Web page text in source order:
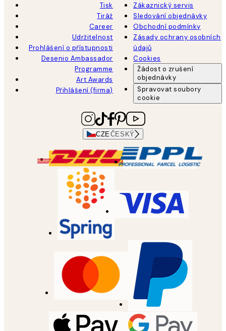
Tisk
Tiráž
Career
Udržitelnost
Prohlášení o přístupnosti
Desenio Ambassador
Programme
Art Awards
Přihlášení (firma)
Zákaznický servis
Sledování objednávky
Obchodní podmínky
Zásady ochrany osobních
údajů
Cookies
Žádost o zrušení
objednávky
Spravovat soubory
cookie
CZE ČESKÝ